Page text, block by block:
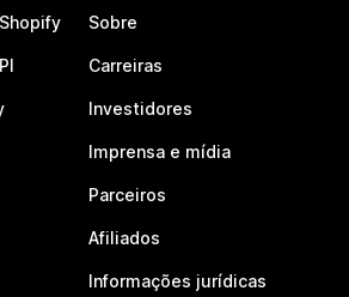
Sobre
Carreiras
Investidores
Imprensa e mídia
Parceiros
Afiliados
Informações jurídicas